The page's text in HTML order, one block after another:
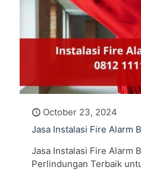
October 23, 2024
Jasa Instalasi Fire Alarm
Jasa Instalasi Fire Alarm
Perlindungan Terbaik